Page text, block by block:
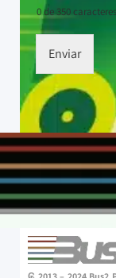
0 de 350
Enviar